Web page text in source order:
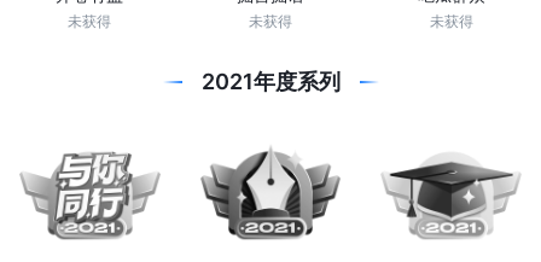
未获得 未获得 未获得
2021年度系列